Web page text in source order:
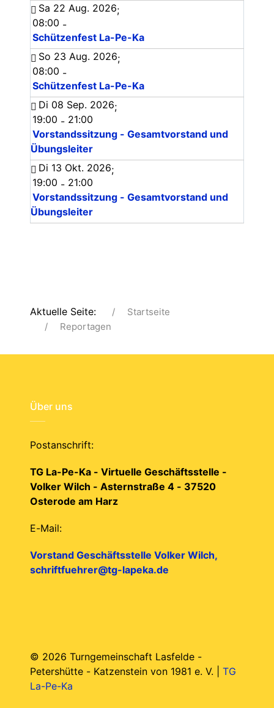
Sa 22 Aug. 2026;
08:00 -
Schützenfest La-Pe-Ka
So 23 Aug. 2026;
08:00 -
Schützenfest La-Pe-Ka
Di 08 Sep. 2026;
19:00 - 21:00
Vorstandssitzung - Gesamtvorstand und
Übungsleiter
Di 13 Okt. 2026;
19:00 - 21:00
Vorstandssitzung - Gesamtvorstand und
Übungsleiter
Aktuelle Seite:
Startseite
Reportagen
Über uns
Postanschrift:
TG La-Pe-Ka - Virtuelle Geschäftsstelle -
Volker Wilch - Asternstraße 4 - 37520
Osterode am Harz
E-Mail:
Vorstand Geschäftsstelle Volker Wilch,
schriftfuehrer@tg-lapeka.de
© 2026 Turngemeinschaft Lasfelde -
Petershütte - Katzenstein von 1981 e. V. | TG
La-Pe-Ka